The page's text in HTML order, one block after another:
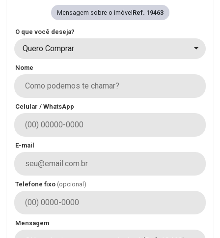
Mensagem sobre o imóvel Ref. 19463
O que você deseja?
Quero Comprar
Nome
Celular / WhatsApp
E-mail
Telefone fixo (opcional)
Mensagem